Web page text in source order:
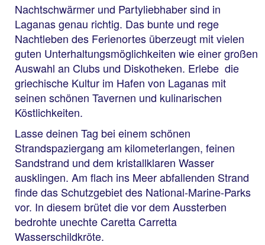
Nachtschwärmer und Partyliebhaber sind in
Laganas genau richtig. Das bunte und rege
Nachtleben des Ferienortes überzeugt mit vielen
guten Unterhaltungsmöglichkeiten wie einer großen
Auswahl an Clubs und Diskotheken. Erlebe die
griechische Kultur im Hafen von Laganas mit
seinen schönen Tavernen und kulinarischen
Köstlichkeiten.
Lasse deinen Tag bei einem schönen
Strandspaziergang am kilometerlangen, feinen
Sandstrand und dem kristallklaren Wasser
ausklingen. Am flach ins Meer abfallenden Strand
finde das Schutzgebiet des National-Marine-Parks
vor. In diesem brütet die vor dem Aussterben
bedrohte unechte Caretta Carretta
Wasserschildkröte.